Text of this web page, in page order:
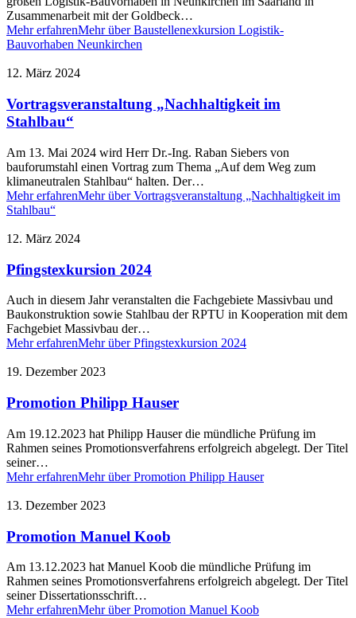
Zusammenarbeit mit der Goldbeck…
Mehr erfahrenMehr über Baustellenexkursion Logistik-
Bauvorhaben Neunkirchen
12. März 2024
Vortragsveranstaltung „Nachhaltigkeit im
Stahlbau“
Am 13. Mai 2024 wird Herr Dr.-Ing. Raban Siebers von
bauforumstahl einen Vortrag zum Thema „Auf dem Weg zum
klimaneutralen Stahlbau“ halten. Der…
Mehr erfahrenMehr über Vortragsveranstaltung „Nachhaltigkeit im
Stahlbau“
12. März 2024
Pfingstexkursion 2024
Auch in diesem Jahr veranstalten die Fachgebiete Massivbau und
Baukonstruktion sowie Stahlbau der RPTU in Kooperation mit dem
Fachgebiet Massivbau der…
Mehr erfahrenMehr über Pfingstexkursion 2024
19. Dezember 2023
Promotion Philipp Hauser
Am 19.12.2023 hat Philipp Hauser die mündliche Prüfung im
Rahmen seines Promotionsverfahrens erfolgreich abgelegt. Der Titel
seiner…
Mehr erfahrenMehr über Promotion Philipp Hauser
13. Dezember 2023
Promotion Manuel Koob
Am 13.12.2023 hat Manuel Koob die mündliche Prüfung im
Rahmen seines Promotionsverfahrens erfolgreich abgelegt. Der Titel
seiner Dissertationsschrift…
Mehr erfahrenMehr über Promotion Manuel Koob